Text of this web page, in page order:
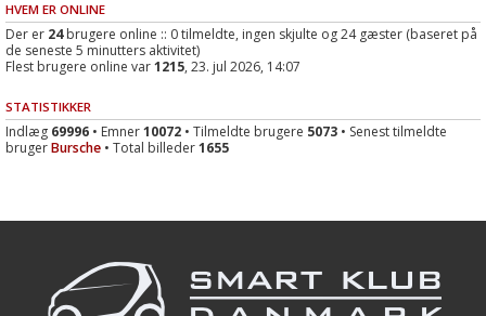
HVEM ER ONLINE
Der er 24brugere online :: 0 tilmeldte, ingen skjulte og 24 gæster (baseret på
de seneste 5 minutters aktivitet)
Flest brugere online var1215, 23. jul 2026, 14:07
STATISTIKKER
Indlæg 69996 • Emner10072 • Tilmeldte brugere 5073 • Senest tilmeldte
brugerBursche • Total billeder1655